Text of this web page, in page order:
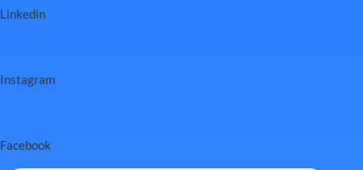
Linkedin
Instagram
Facebook